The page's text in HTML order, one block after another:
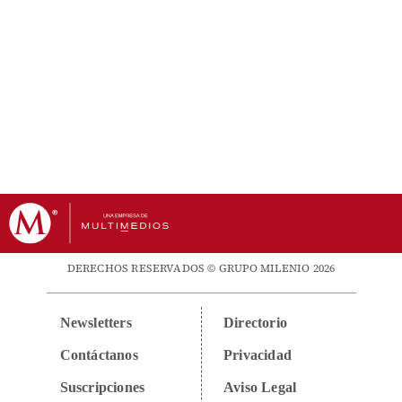
DERECHOS RESERVADOS © GRUPO MILENIO 2026
Newsletters
Contáctanos
Suscripciones
Directorio
Privacidad
Aviso Legal